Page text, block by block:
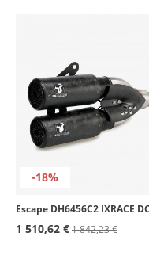
-18%
1 510,62 €1 842,23 €